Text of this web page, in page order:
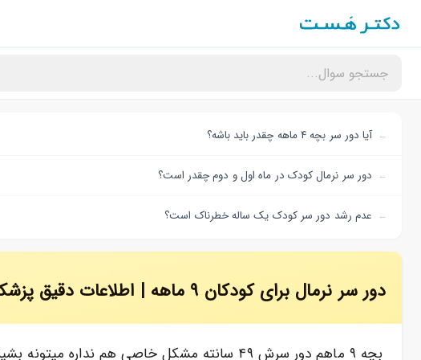
آیا دور سر بچه ۴ ماهه چقدر باید باشه؟
دور سر نرمال کودک در ماه اول و دوم چقدر است؟
عدم رشد دور سر کودک یک ساله خطرناک است؟
دور سر نرمال برای کودکان ۹ ماهه | اطلاعات دقیق پزشکی
بچه ۹ ماهم دور سرش ۴۹ سانته مشکل خاصی هم نداره میتونه بشینه وایسه چهاردست و پا هم میره ماما بابا دادی هم میگه